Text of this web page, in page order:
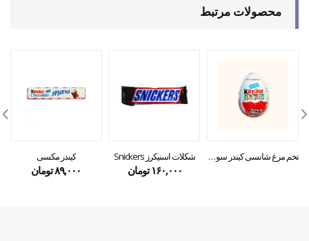
محصولات مرتبط
تخم مرغ شانسی کیندر سورپرایز شکلات اسنیکرز Snickers
۱۶۰,۰۰۰ تومان
کیندر مکسی
۸۹,۰۰۰تومان